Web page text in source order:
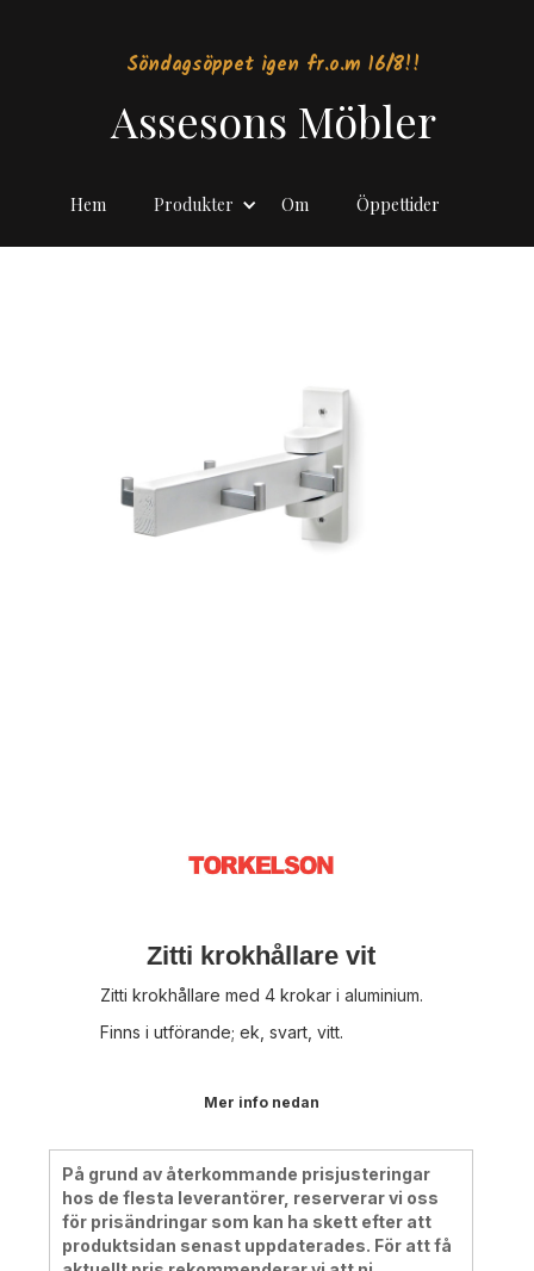
Söndagsöppet igen fr.o.m 16/8!!
Assesons Möbler
Hem Produkter Om Öppettider
Zitti krokhållare vit
Zitti krokhållare med 4 krokar i aluminium.
Finns i utförande; ek, svart, vitt.
Mer info nedan
På grund av återkommande prisjusteringar
hos de flesta leverantörer, reserverar vi oss
för prisändringar som kan ha skett efter att
produktsidan senast uppdaterades. För att få